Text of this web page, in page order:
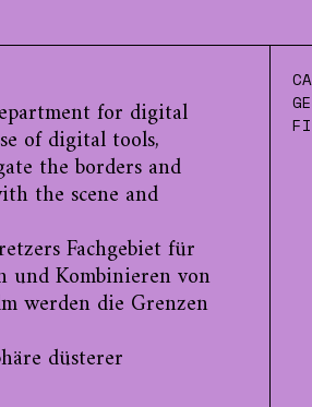
for digital
of digital tools,
the borders and
the scene and
Fachgebiet für
und Kombinieren von
werden die Grenzen
düsterer